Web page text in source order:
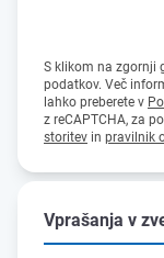
S klikom na zgornji
podatkov. Več
lahko preberete v
z reCAPTCHA, za
storitev in pravilnik
Vprašanja v